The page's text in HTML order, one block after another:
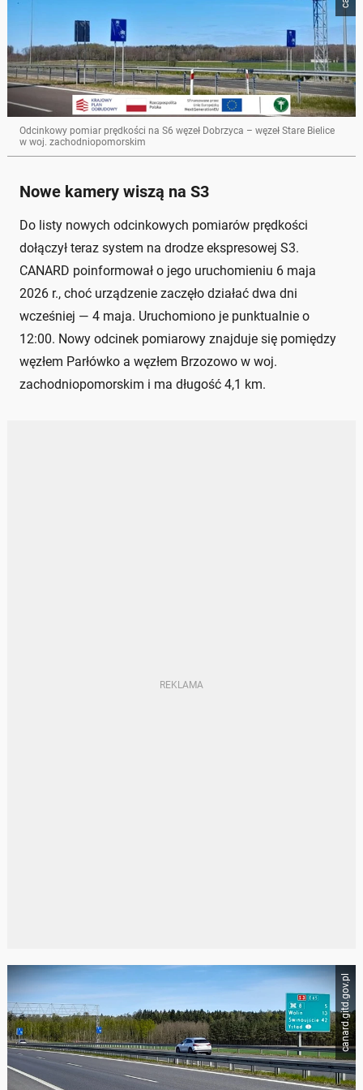
Odcinkowy pomiar prędkości na S6 węzeł Dobrzyca – węzeł Stare Bielice
w woj. zachodniopomorskim
Nowe kamery wiszą na S3
Do listy nowych odcinkowych pomiarów prędkości
dołączył teraz system na drodze ekspresowej S3.
CANARD poinformował o jego uruchomieniu 6 maja
2026 r., choć urządzenie zaczęło działać dwa dni
wcześniej — 4 maja. Uruchomiono je punktualnie o
12:00. Nowy odcinek pomiarowy znajduje się pomiędzy
węzłem Parłówko a węzłem Brzozowo w woj.
zachodniopomorskim i ma długość 4,1 km.
canard.gitd.gov.pl